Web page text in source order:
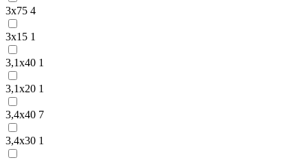
3х75 4
3х15 1
3,1х40 1
3,1х20 1
3,4х40 7
3,4х30 1